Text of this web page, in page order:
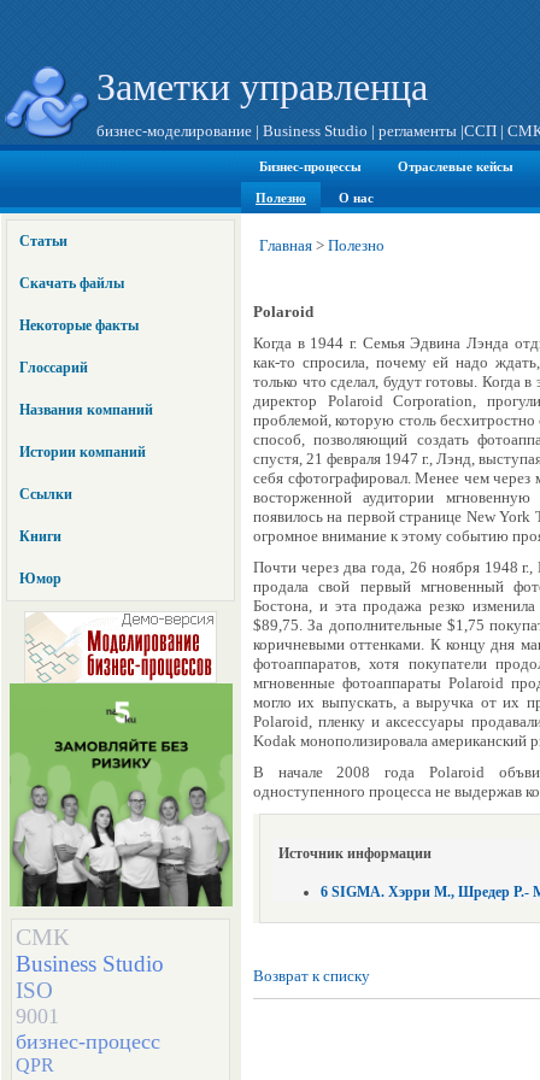
Заметки управленца
бизнес-моделирование | Business Studio | регламенты |ССП |
Бизнес-процессы Отраслевые кейсы
Полезно О нас
Статьи
Скачать файлы
Некоторые факты
Глоссарий
Названия компаний
Истории компаний
Ссылки
Книги
Юмор
СМК
Business Studio
ISO
9001
бизнес-процесс
QPR
Главная > Полезно
Polaroid
Когда в 1944 г. Семья Эдвина Лэнда
как-то спросила, почему ей надо
только что сделал, будут готовы. Когда
директор Polaroid Corporation,
проблемой, которую столь
способ, позволяющий создать
спустя, 21 февраля 1947 г., Лэнд,
себя сфотографировал. Менее чем через
восторженной аудитории
появилось на первой странице New
огромное внимание к этому событию
Почти через два года, 26 ноября 1948
продала свой первый мгновенный
Бостона, и эта продажа резко
$89,75. За дополнительные $1,75
коричневыми оттенками. К концу дня
фотоаппаратов, хотя покупатели
мгновенные фотоаппараты Polaroid
могло их выпускать, а выручка от их
Polaroid, пленку и аксессуары
Kodak монополизировала американский
В начале 2008 года Polaroid
одноступенного процесса не выдержав
Источник информации
6 SIGMA. Хэрри М., Шредер Р.-
Возврат к списку